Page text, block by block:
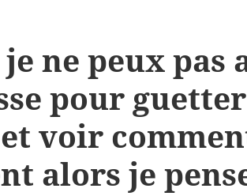
ne peux pas
pour
voir
alors je